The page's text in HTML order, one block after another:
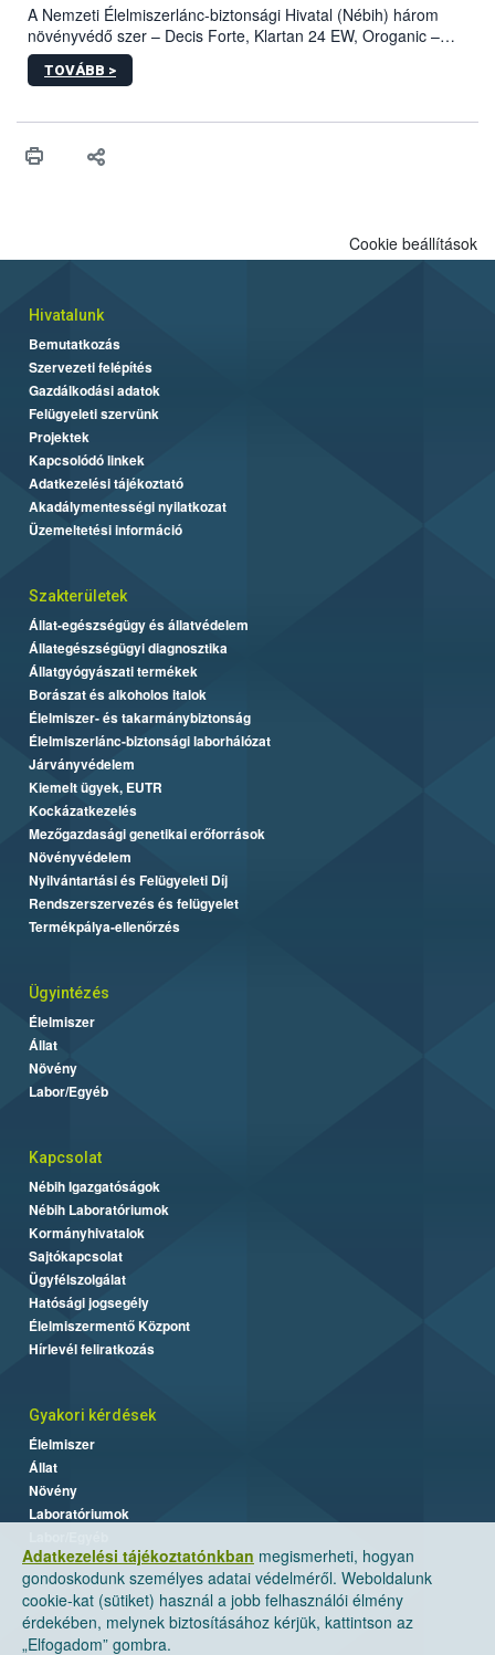
A Nemzeti Élelmiszerlánc-biztonsági Hivatal (Nébih) három
növényvédő szer – Decis Forte, Klartan 24 EW, Oroganic –
engedélyokiratát módosította, így azok a szüretet követően,
egészen a vesszőérettség (BBCH 91) stádiumáig
érésű szőlőkben is legyen lehetőség a károsító elleni további
felhasználók számára is elérhető és ökológiai termesztésben is
TOVÁBB >
Adatkezelési tájékoztatónkban megismerheti, hogyan
gondoskodunk személyes adatai védelméről. Weboldalunk
cookie-kat (sütiket) használ a jobb felhasználói élmény
érdekében, melynek biztosításához kérjük, kattintson az
„Elfogadom” gombra.
Cookie beállítások
Hivatalunk
Bemutatkozás
Szervezeti felépítés
Gazdálkodási adatok
Felügyeleti szervünk
Projektek
Kapcsolódó linkek
Adatkezelési tájékoztató
Akadálymentességi nyilatkozat
Üzemeltetési információ
Szakterületek
Állat-egészségügy és állatvédelem
Állategészségügyi diagnosztika
Állatgyógyászati termékek
Borászat és alkoholos italok
Élelmiszer- és takarmánybiztonság
Élelmiszerlánc-biztonsági laborhálózat
Járványvédelem
Kiemelt ügyek, EUTR
Kockázatkezelés
Mezőgazdasági genetikai erőforrások
Növényvédelem
Nyilvántartási és Felügyeleti Díj
Rendszerszervezés és felügyelet
Termékpálya-ellenőrzés
Ügyintézés
Élelmiszer
Állat
Növény
Labor/Egyéb
Kapcsolat
Nébih Igazgatóságok
Nébih Laboratóriumok
Kormányhivatalok
Sajtókapcsolat
Ügyfélszolgálat
Hatósági jogsegély
Élelmiszermentő Központ
Hírlevél feliratkozás
Gyakori kérdések
Élelmiszer
Állat
Növény
Laboratóriumok